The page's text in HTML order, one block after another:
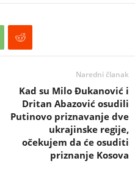
Naredni članak
Kad su Milo Đukanović i
Dritan Abazović osudili
Putinovo priznavanje dve
ukrajinske regije,
očekujem da će osuditi
priznanje Kosova